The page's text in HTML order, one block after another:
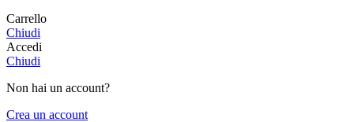
Carrello
Chiudi
Accedi
Chiudi
Non hai un account?
Crea un account